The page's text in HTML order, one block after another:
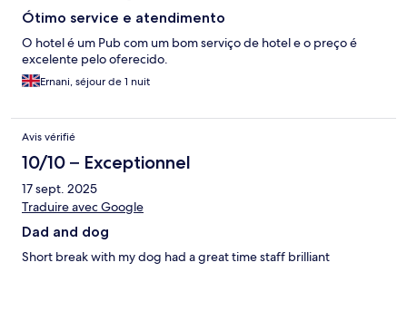
Ótimo service e atendimento
O hotel é um Pub com um bom serviço de hotel e o preço é
excelente pelo oferecido.
Ernani, séjour de 1 nuit
Avis vérifié
10/10 – Exceptionnel
17 sept. 2025
Traduire avec Google
Dad and dog
Short break with my dog had a great time staff brilliant